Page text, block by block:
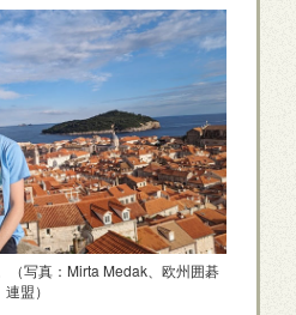
（写真：Mirta Medak、欧州囲碁
連盟）